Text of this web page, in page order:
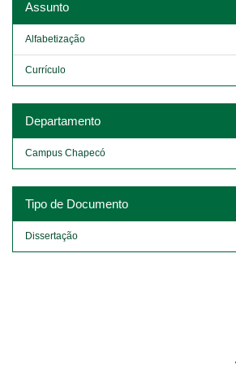
Assunto
Alfabetização
Currículo
Departamento
Campus Chapecó
Tipo de Documento
Dissertação